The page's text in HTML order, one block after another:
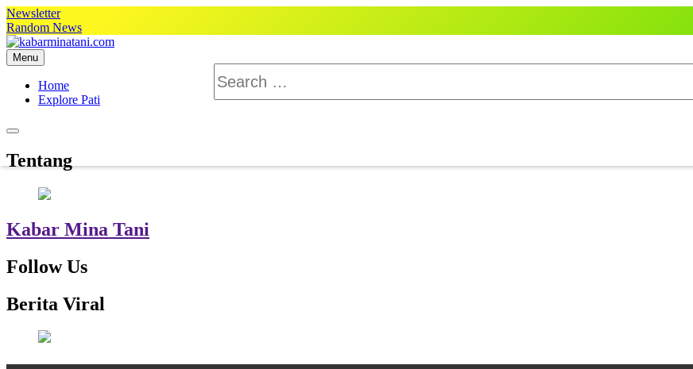
Skip
to
content
Newsletter
Random News
kabarminatani.com
Menu
Home
Explore Pati
for:
Tentang
Kabar Mina Tani
Follow Us
Berita Viral